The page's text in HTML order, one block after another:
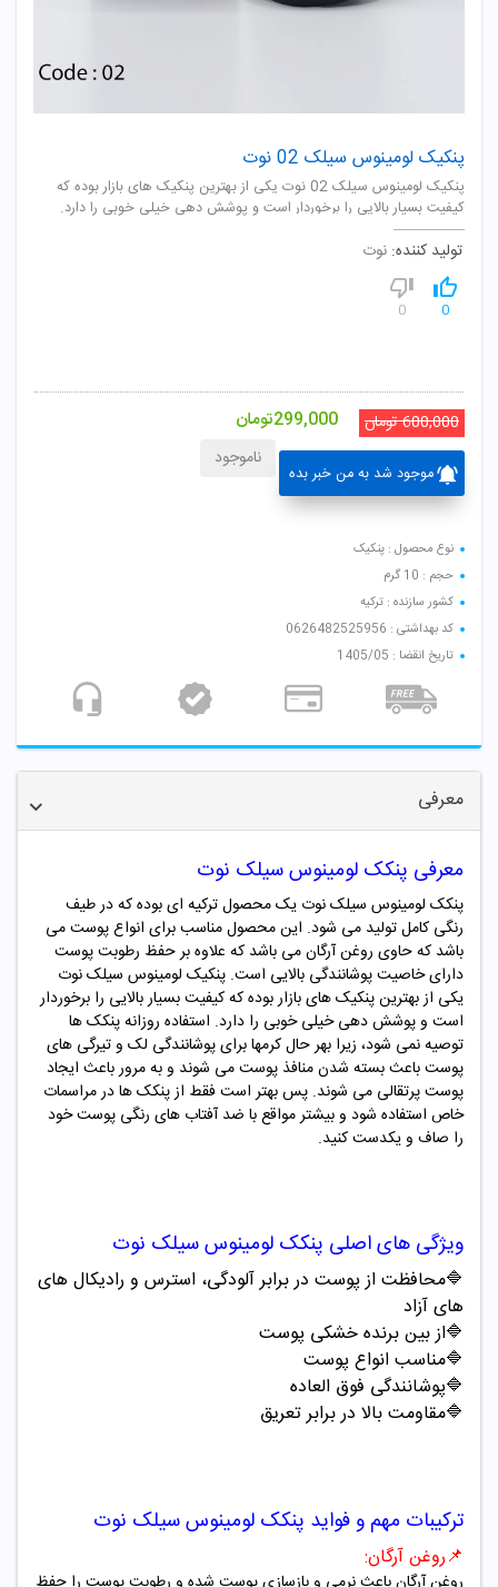
پنکیک لومینوس سیلک 02 نوت
پنکیک لومینوس سیلک 02 نوت یکی از بهترین پنکیک های بازار بوده که
کیفیت بسیار بالایی را برخوردار است و پوشش دهی خیلی خوبی را دارد.
تولید کننده: نوت
0
0
600,000تومان 299,000تومان
موجود شد به من خبر بده
ناموجود
نوع محصول : پنکیک
حجم : 10 گرم
کشور سازنده : ترکیه
کد بهداشتی : 0626482525956
تاریخ انقضا : 1405/05
معرفی
معرفی پنکک لومینوس سیلک نوت
پنکک لومینوس سیلک نوت یک محصول ترکیه ای بوده که در طیف
رنگی کامل تولید می شود. این محصول مناسب برای انواع پوست می
باشد که حاوی روغن آرگان می باشد که علاوه بر حفظ رطوبت پوست
دارای خاصیت پوشانندگی بالایی است. پنکیک لومینوس سیلک نوت
یکی از بهترین پنکیک های بازار بوده که کیفیت بسیار بالایی را برخوردار
است و پوشش دهی خیلی خوبی را دارد. استفاده روزانه پنکک ها
توصیه نمی شود، زیرا بهر حال کرمها برای پوشانندگی لک و تیرگی های
پوست باعث بسته شدن منافذ پوست می شوند و به مرور باعث ایجاد
پوست پرتقالی می شوند. پس بهتر است فقط از پنکک ها در مراسمات
خاص استفاده شود و بیشتر مواقع با ضد آفتاب های رنگی پوست خود
را صاف و یکدست کنید.
ویژگی های اصلی پنکک لومینوس سیلک نوت
🔷محافظت از پوست در برابر آلودگی، استرس و رادیکال های
های آزاد
🔷از بین برنده خشکی پوست
🔷مناسب انواع پوست
🔷پوشانندگی فوق العاده
🔷مقاومت بالا در برابر تعریق
ترکیبات مهم و فواید پنکک لومینوس سیلک نوت
📌روغن آرگان: